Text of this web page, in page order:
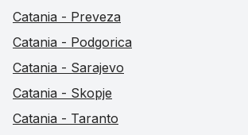
Catania - Preveza
Catania - Podgorica
Catania - Sarajevo
Catania - Skopje
Catania - Taranto